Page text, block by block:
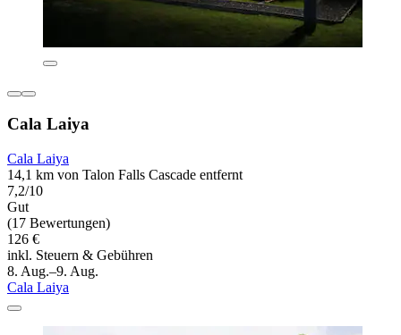
Cala Laiya
Cala Laiya
14,1 km von Talon Falls Cascade entfernt
7,2/10
Gut
(17 Bewertungen)
126 €
inkl. Steuern & Gebühren
8. Aug.–9. Aug.
Cala Laiya